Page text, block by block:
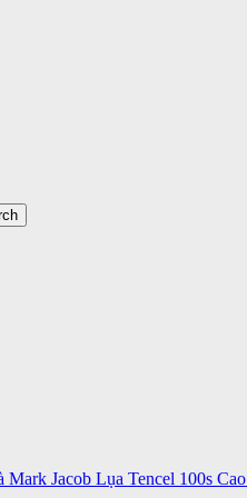
Jacob Lụa Tencel 100s